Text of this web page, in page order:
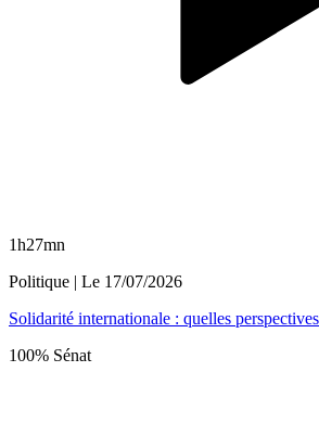
1h27mn
Politique | Le 17/07/2026
Solidarité internationale : quelles
100% Sénat